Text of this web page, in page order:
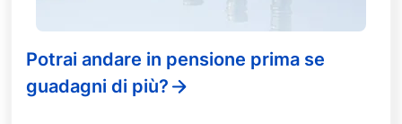
Potrai andare in pensione prima se
guadagni di più?